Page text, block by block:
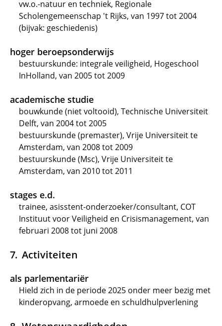
vw.o.-natuur en techniek, Regionale
Scholengemeenschap 't Rijks, van 1997 tot 2004
(bijvak: geschiedenis)
hoger beroepsonderwijs
bestuurskunde: integrale veiligheid, Hogeschool
InHolland, van 2005 tot 2009
academische studie
bouwkunde (niet voltooid), Technische Universiteit
Delft, van 2004 tot 2005
bestuurskunde (premaster), Vrije Universiteit te
Amsterdam, van 2008 tot 2009
bestuurskunde (Msc), Vrije Universiteit te
Amsterdam, van 2010 tot 2011
stages e.d.
trainee, asisstent-onderzoeker/consultant, COT
Instituut voor Veiligheid en Crisismanagement, van
februari 2008 tot juni 2008
Activiteiten
als parlementariër
Hield zich in de periode 2025 onder meer bezig met
kinderopvang, armoede en schuldhulpverlening